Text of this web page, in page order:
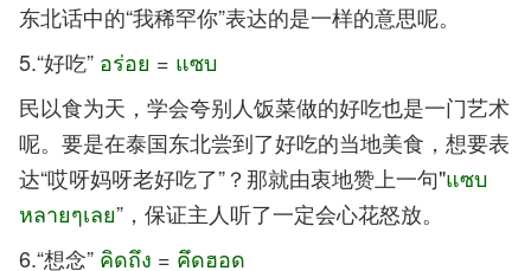
东北话中的“我稀罕你”表达的是一样的意思呢。
5.“好吃” อร่อย = แซบ
民以食为天，学会夸别人饭菜做的好吃也是一门艺术
呢。要是在泰国东北尝到了好吃的当地美食，想要表
达“哎呀妈呀老好吃了”？那就由衷地赞上一句"แซบ
หลายๆเลย”，保证主人听了一定会心花怒放。
6.“想念” คิดถึง = คึดฮอด